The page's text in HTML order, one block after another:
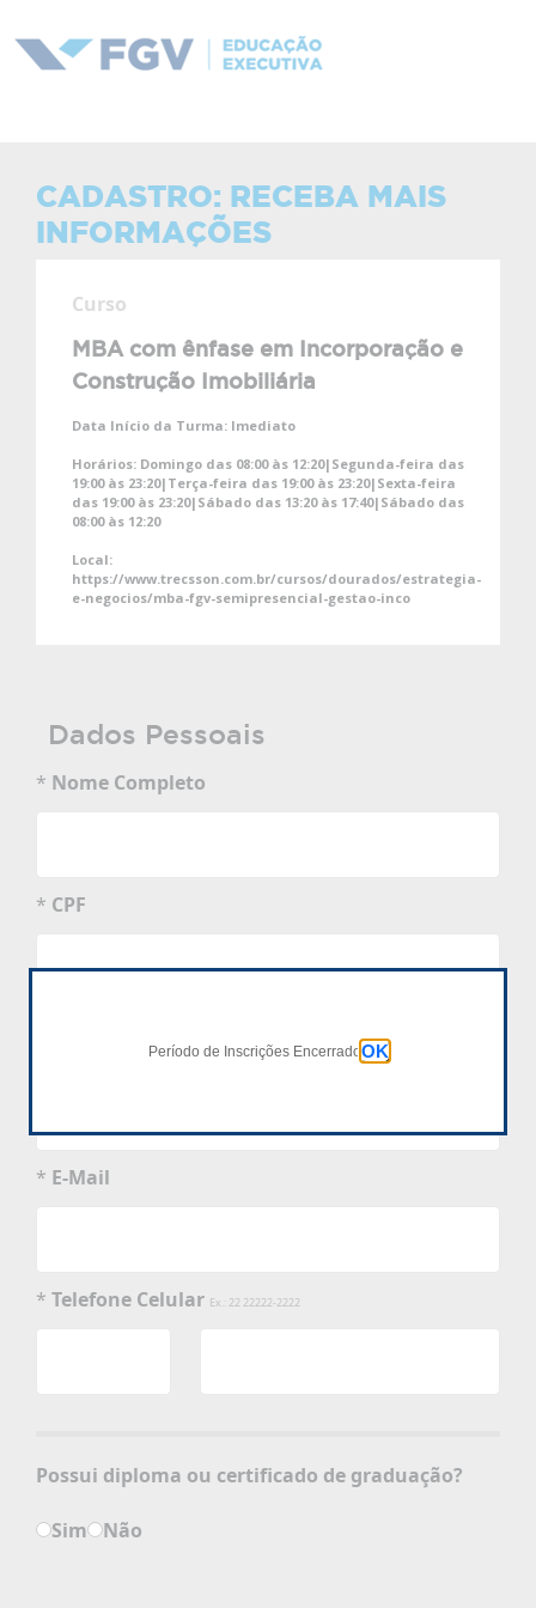
CADASTRO: RECEBA MAIS
INFORMAÇÕES
Curso
MBA com ênfase em Incorporação e
Construção Imobiliária
Data Início da Turma: Imediato
Horários: Domingo das 08:00 às 12:20|Segunda-feira das
19:00 às 23:20|Terça-feira das 19:00 às 23:20|Sexta-feira
das 19:00 às 23:20|Sábado das 13:20 às 17:40|Sábado das
08:00 às 12:20
Local:
https://www.trecsson.com.br/cursos/dourados/estrategia-
e-negocios/mba-fgv-semipresencial-gestao-inco
Dados Pessoais
* Nome Completo
* CPF
Data de Nascimento dd/mm/aaaa
* E-Mail
* Telefone Celular Ex.: 22 22222-2222
Possui diploma ou certificado de graduação?
Sim Não
Período de Inscrições Encerrado OK